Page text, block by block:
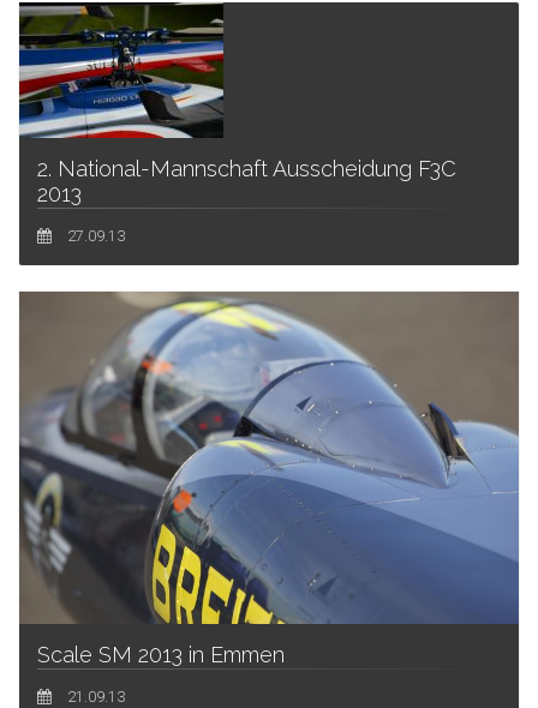
2. National-Mannschaft Ausscheidung F3C
2013
27.09.13
Scale SM 2013 in Emmen
21.09.13